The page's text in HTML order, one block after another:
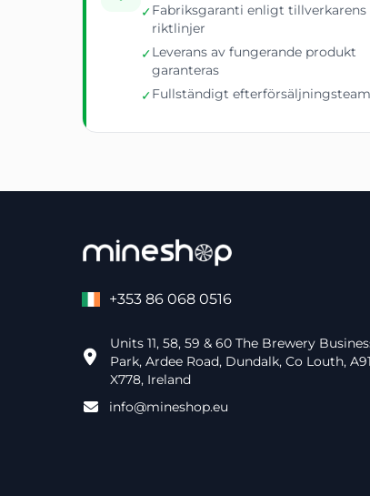
✓Fabriksgaranti enligt tillverkarens
riktlinjer
✓Leverans av fungerande produkt
garanteras
✓Fullständigt efterförsäljningsteam
+353 86 068 0516
Units 11, 58, 59 & 60 The Brewery
Park, Ardee Road, Dundalk, Co Louth, A91
X778, Ireland
info@mineshop.eu